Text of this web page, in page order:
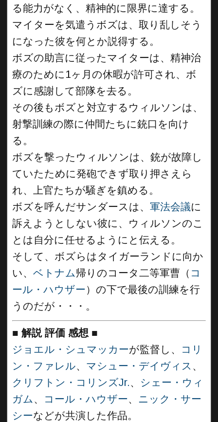
る能力がなく、精神的に限界に達する。
マイターを気遣うボズは、取り乱しそう
になった彼を何とか説得する。
ボズの助言に従ったマイターは、精神治
療のために1ヶ月の休暇が許可され、ボ
ズに感謝して部隊を去る。
その後もボズと対立するウィルソンは、
射撃訓練の際に仲間たちに銃口を向け
る。
ボズを撃ったウィルソンは、銃が故障し
ていたために発砲できず取り押さえら
れ、上官たちが騒ぎを鎮める。
ボズを呼んだサンダースは、 軍法会議に
訴えようとしない彼に、ウィルソンのこ
とは自分に任せるようにと伝える。
そして、ボズらはタイガーランドに向か
い、 ベトナム帰りのコータ二等軍曹（ コ
ール・ハウザー）の下で最後の訓練を行
うのだが・・・。
■ 解説 評価 感想 ■
ジョエル・シュマッカーが監督し、
コリ
ン・ファレル、 マシュー・デイヴィス 、
クリフトン・コリンズJr.、 シェー・ウィ
ガム、 コール・ハウザー、 ニック・サー
シーなどが共演した作品。